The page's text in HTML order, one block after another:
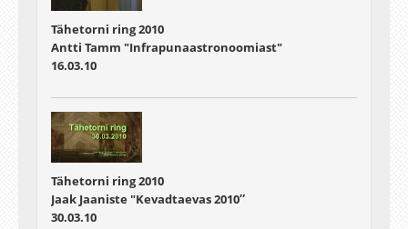
Tähetorni ring 2010
Antti Tamm "Infrapunaastronoomiast"
16.03.10
Tähetorni ring 2010
Jaak Jaaniste "Kevadtaevas 2010″
30.03.10